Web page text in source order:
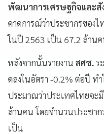
พัฒนาการเศรษฐกิจและ
คาดการณ์ว่าประชากรของ
ในปี 2563 เป็น 67.2 ล้า
หลังจากนั้นรายงาน สศช. ร
ดลงในอัตรา -0.2% ต่อปี ท
ประมาณว่าประเทศไทยจะ
ล้านคน โดยจำนวนประชาก
เป็น